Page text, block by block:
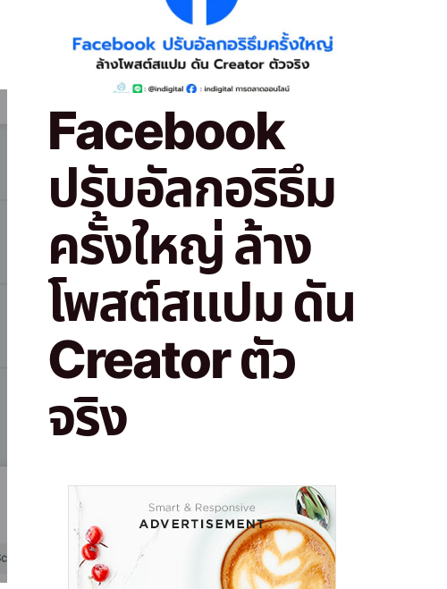
Facebook
ปรับอัลกอริธึม
ครั้งใหญ่ ล้าง
โพสต์สแปม ดัน
Creator ตัว
จริง